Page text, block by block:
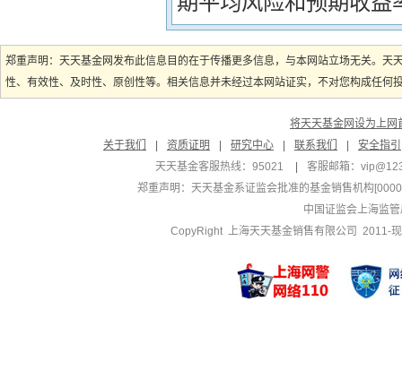
郑重声明：天天基金网发布此信息目的在于传播更多信息，与本网站立场无关。
性、有效性、及时性、原创性等。相关信息并未经过本网站证实，不对您构成任
将天天基金网设为上网
关于我们
资质证明 研究中心 联系我们
安全指引
天天基金客服热线：95021
客服邮箱：
郑重声明：天天基金系证监会批准的基金销售机构
中国证监会上海监
CopyRight 上海天天基金销售有限公司 2011-